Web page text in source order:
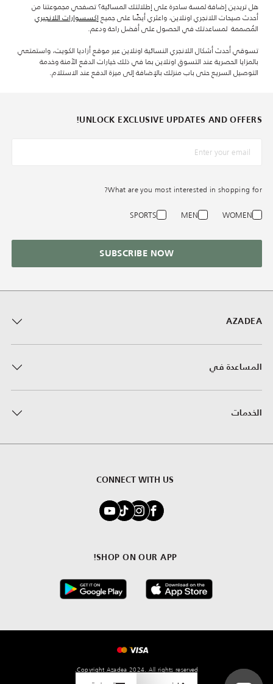
هل تريدين إضافة لمسة ساحرة على إطلالتك المسائية؟ تصفحي مجموعتنا من
أحدث صيحات اللانجري اونلاين، واعثري أيضًا على جميع إكسسوارات اللانجيري
المُصممة لمساعدتك في الحصول على أفضل راحة ودعم.
تسوقي أحدث أشكال اللانجري النسائية اونلاين عبر موقع أزاديا الكويت، واستمتعي
بالمزايا الحصرية عند التسوق اونلاين بما في ذلك خيارات الدفع الآمنة وخدمة
التوصيل السريع حتى باب منزلك بالإضافة إلى ميزة الدفع عند الاستلام.
AZADEA
المساعدة في
الخدمات
CONNECT WITH US
SHOP ON OUR APP!
UNLOCK EXCLUSIVE UPDATES AND OFFERS!
What are you most interested in shopping for?
WOMEN
MEN
SPORTS
SUBSCRIBE NOW
Copyright Azadea 2024. All rights reserved.